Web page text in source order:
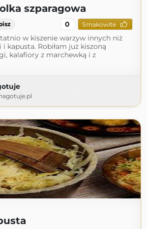
szparagowa
0 Smakowite
w kiszenie warzyw innych niż
kapusta. Robiłam już kiszoną
kalafiory z marchewką i z